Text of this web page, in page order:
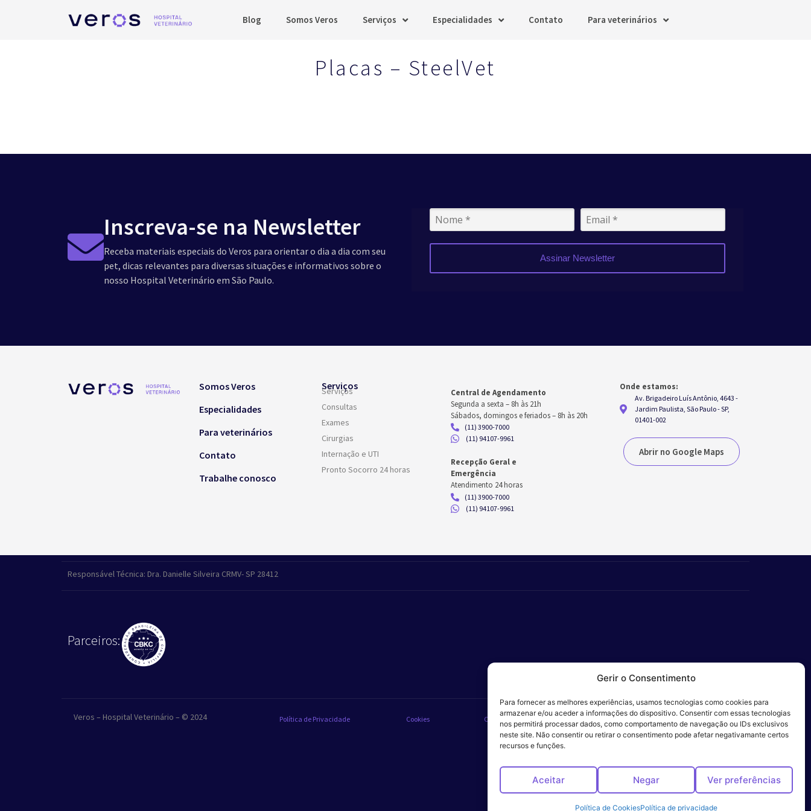
Gerir o Consentimento
Para fornecer as melhores experiências, usamos tecnologias como cookies para
armazenar e/ou aceder a informações do dispositivo. Consentir com essas tecnologias
nos permitirá processar dados, como comportamento de navegação ou IDs exclusivos
neste site. Não consentir ou retirar o consentimento pode afetar negativamante certos
recursos e funções.
Aceitar Negar Ver preferências
Política de CookiesPolítica de privacidade
Blog Somos Veros Serviços Especialidades Contato Para veterinários
Placas – SteelVet
Inscreva-se na Newsletter
Receba materiais especiais do Veros para orientar o dia a dia com seu
pet, dicas relevantes para diversas situações e informativos sobre o
nosso Hospital Veterinário em São Paulo.
Assinar Newsletter
Somos Veros
Especialidades
Para veterinários
Contato
Trabalhe conosco
Serviços
Serviços
Consultas
Exames
Cirurgias
Internação e UTI
Pronto Socorro 24 horas
Central de Agendamento
Segunda a sexta – 8h às 21h
Sábados, domingos e feriados– 8h às 20h
(11) 3900-7000
(11) 94107-9961
Recepção Geral e
Emergência
Atendimento 24 horas
(11) 3900-7000
(11) 94107-9961
Onde estamos:
Av. Brigadeiro Luís Antônio, 4643 -
Jardim Paulista, São Paulo - SP,
01401-002
Abrir no Google Maps
Responsável Técnica: Dra. Danielle Silveira CRMV- SP 28412
Parceiros:
Veros – Hospital Veterinário – © 2024 Política de Privacidade Cookies Código de Conduta Ética